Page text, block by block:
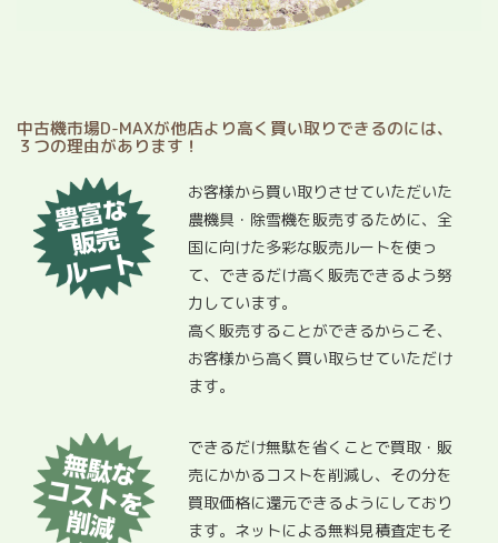
中古機市場D-MAXが他店より高く買い取りできるのには、
３つの理由があります！
お客様から買い取りさせていただいた
農機具・除雪機を販売するために、全
国に向けた多彩な販売ルートを使っ
て、できるだけ高く販売できるよう努
力しています。
高く販売することができるからこそ、
お客様から高く買い取らせていただけ
ます。
できるだけ無駄を省くことで買取・販
売にかかるコストを削減し、その分を
買取価格に還元できるようにしており
ます。ネットによる無料見積査定もそ